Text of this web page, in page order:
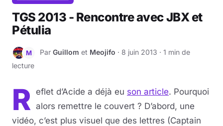
Séries
BD
Livres
Jeux vidéo
TGS 2013 - Rencontre avec JBX et
Pétulia
G M Par Guillom et Meojifo · 8 juin 2013 · 1 min de
lecture
R eflet d’Acide a déjà eu son article. Pourquoi
alors remettre le couvert ? D’abord, une
vidéo, c’est plus visuel que des lettres (Captain